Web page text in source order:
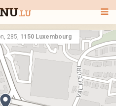
.LU
285, 1150 Luxembourg